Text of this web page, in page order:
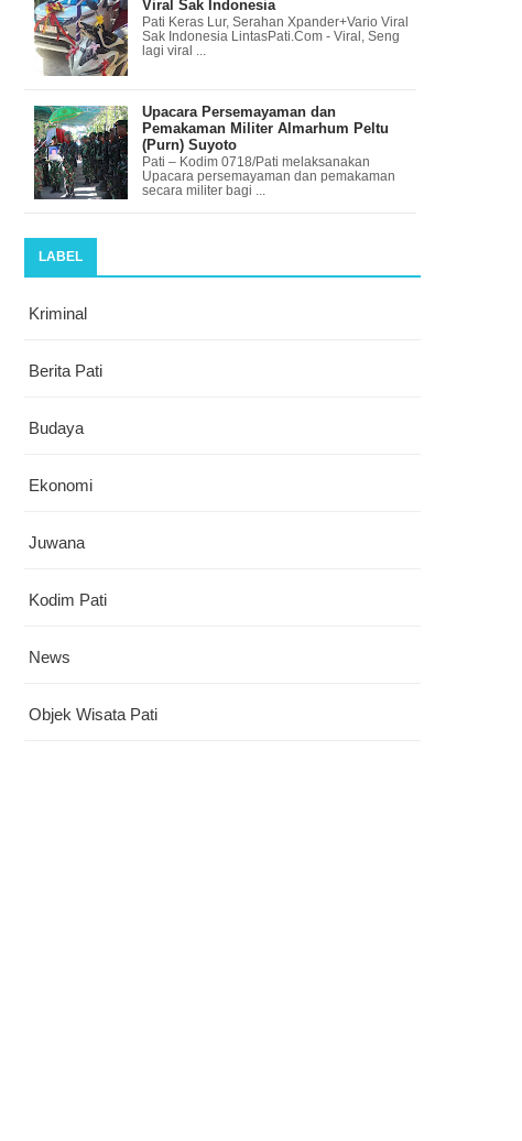
Viral Sak Indonesia
Pati Keras Lur, Serahan Xpander+Vario Viral
Sak Indonesia LintasPati.Com - Viral, Seng
lagi viral ...
Upacara Persemayaman dan
Pemakaman Militer Almarhum Peltu
(Purn) Suyoto
Pati – Kodim 0718/Pati melaksanakan
Upacara persemayaman dan pemakaman
secara militer bagi ...
LABEL
Kriminal
Berita Pati
Budaya
Ekonomi
Juwana
Kodim Pati
News
Objek Wisata Pati